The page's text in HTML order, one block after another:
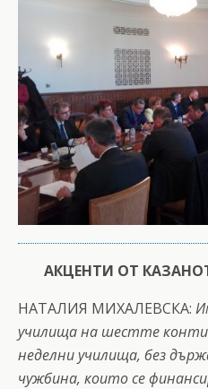
АКЦЕНТИ ОТ
НАТАЛИЯ МИХАЛЕВСКА:
училища на шестте
неделни училища, без
чужбина, които се